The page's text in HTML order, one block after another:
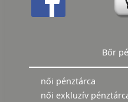
Bőr
női pénztárca
női exkluzív